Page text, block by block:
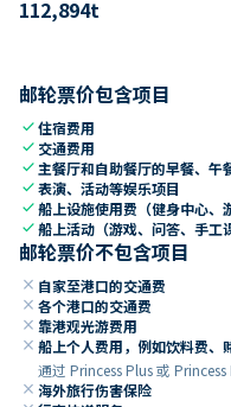
112,894t
邮轮票价包含项目
check住宿费用
check 交通费用
check 主餐厅和自助餐厅的早餐、午
check表演、活动等娱乐项目
check船上设施使用费（健身中心、
check船上活动（游戏、问答、手工
邮轮票价不包含项目
close 自家至港口的交通费
close 各个港口的交通费
close 靠港观光游费用
close 船上个人费用，例如饮料费
通过 Princess Plus 或
close 海外旅行伤害保险